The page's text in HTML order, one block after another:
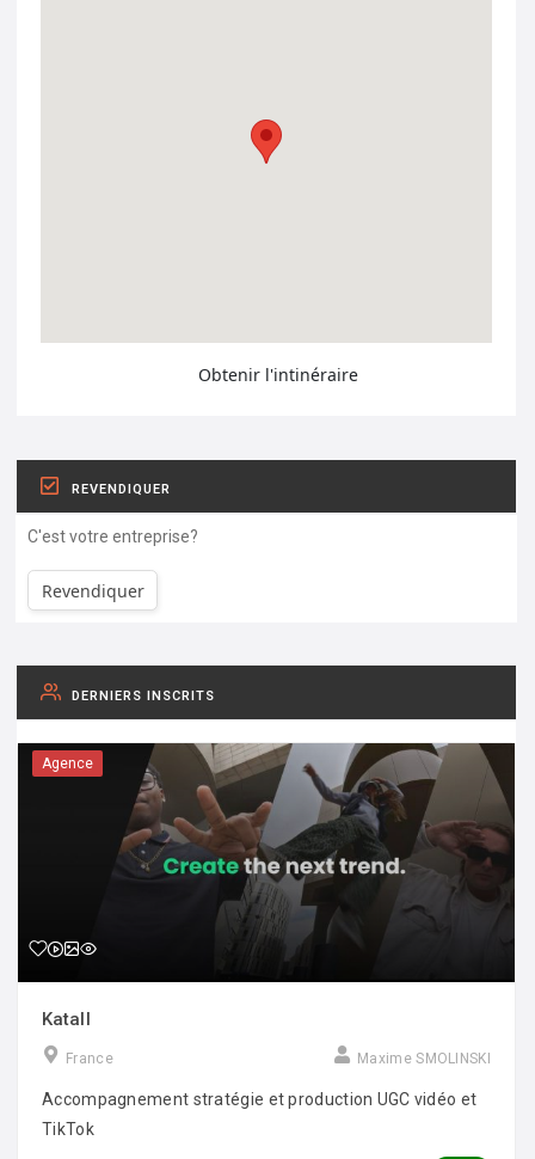
Obtenir l'intinéraire
REVENDIQUER
C'est votre entreprise?
Revendiquer
DERNIERS INSCRITS
Agence
Katall
France Maxime SMOLINSKI
Accompagnement stratégie et production UGC vidéo et
TikTok